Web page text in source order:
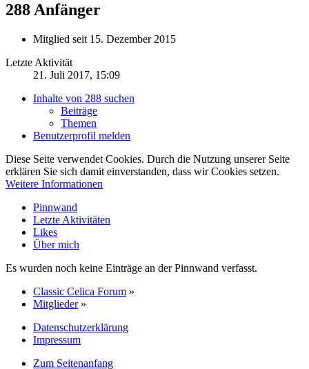
288 Anfänger
Mitglied seit 15. Dezember 2015
Letzte Aktivität
21. Juli 2017, 15:09
Inhalte von 288 suchen
Beiträge
Themen
Benutzerprofil melden
Diese Seite verwendet Cookies. Durch die Nutzung unserer Seite
erklären Sie sich damit einverstanden, dass wir Cookies setzen.
Weitere Informationen
Pinnwand
Letzte Aktivitäten
Likes
Über mich
Es wurden noch keine Einträge an der Pinnwand verfasst.
Classic Celica Forum »
Mitglieder »
Datenschutzerklärung
Impressum
Zum Seitenanfang